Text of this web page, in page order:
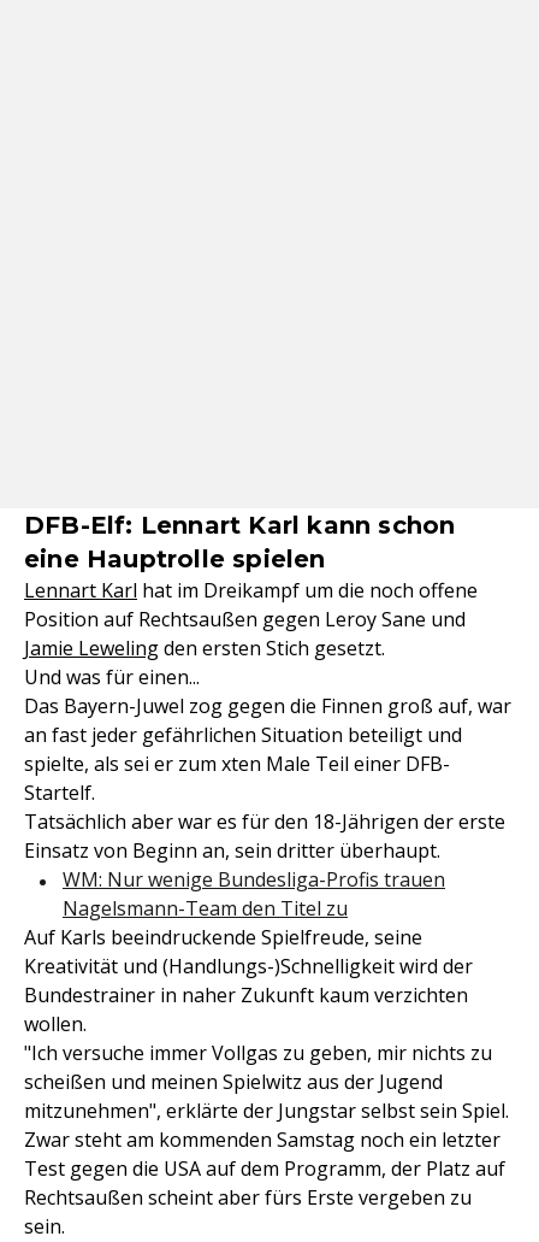
DFB-Elf: Lennart Karl kann schon
eine Hauptrolle spielen
Lennart Karl hat im Dreikampf um die noch offene
Position auf Rechtsaußen gegen Leroy Sane und
Jamie Lewelingden ersten Stich gesetzt.
Und was für einen...
Das Bayern-Juwel zog gegen die Finnen groß auf, war
an fast jeder gefährlichen Situation beteiligt und
spielte, als sei er zum xten Male Teil einer DFB-
Startelf.
Tatsächlich aber war es für den 18-Jährigen der erste
Einsatz von Beginn an, sein dritter überhaupt.
WM: Nur wenige Bundesliga-Profis trauen
Nagelsmann-Team den Titel zu
Auf Karls beeindruckende Spielfreude, seine
Kreativität und (Handlungs-)Schnelligkeit wird der
Bundestrainer in naher Zukunft kaum verzichten
wollen.
"Ich versuche immer Vollgas zu geben, mir nichts zu
scheißen und meinen Spielwitz aus der Jugend
mitzunehmen", erklärte der Jungstar selbst sein Spiel.
Zwar steht am kommenden Samstag noch ein letzter
Test gegen die USA auf dem Programm, der Platz auf
Rechtsaußen scheint aber fürs Erste vergeben zu
sein.